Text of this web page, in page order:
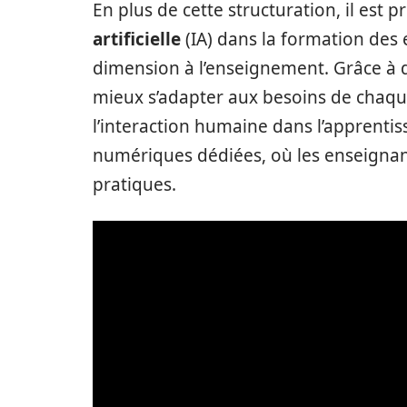
En plus de cette structuration, il est
artificielle(IA) dans la formation
dimension à l’enseignement. Grâce
mieux s’adapter aux besoins de
l’interaction humaine dans
numériques dédiées, où les
pratiques.